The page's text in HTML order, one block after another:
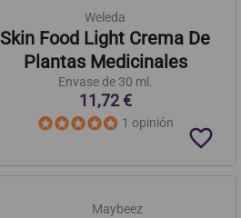
Weleda
Skin Food Light Crema De
Plantas Medicinales
Envase de 30 ml.
11,72 €
1 opinión
favorite_border
Maybeez